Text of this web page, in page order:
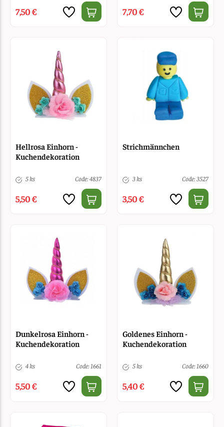
7,50 € 7,70 €
Hellrosa Einhorn -
Kuchendekoration
5 ks Code: 4837
5,50 €
Strichmännchen
3 ks Code: 3527
3,50 €
Dunkelrosa Einhorn -
Kuchendekoration
4 ks Code: 1661
5,50 €
Goldenes Einhorn -
Kuchendekoration
5 ks Code: 1660
5,40 €